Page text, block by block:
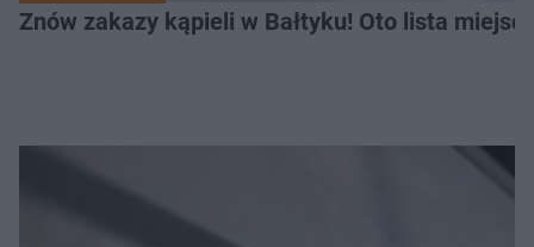
Znów zakazy kąpieli w Bałtyku! Oto lista miejsc